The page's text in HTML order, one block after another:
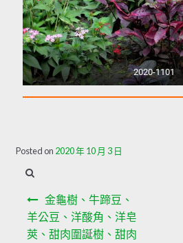
2020-1101
Posted on 2020 年 10 月 3 日
金龜樹、牛蹄豆、
羊公豆、洋酸角、洋皂
莢、甜肉圍誕樹、甜肉